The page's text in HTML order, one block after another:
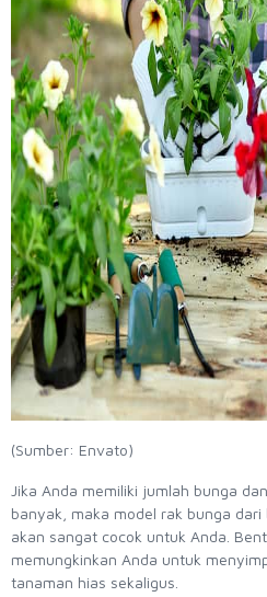
(Sumber: Envato)
Jika Anda memiliki jumlah bunga
banyak, maka model rak bunga
akan sangat cocok untuk Anda.
memungkinkan Anda untuk
tanaman hias sekaligus.